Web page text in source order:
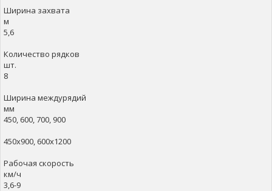
Ширина захвата
м
5,6
Количество рядков
шт.
8
Ширина междурядий
мм
450, 600, 700, 900
450х900, 600х1200
Рабочая скорость
км/ч
3,6-9